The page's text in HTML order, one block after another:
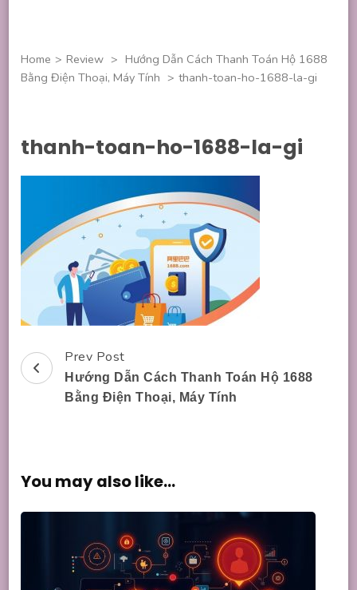
Home > Review > Hướng Dẫn Cách Thanh Toán Hộ 1688
Bằng Điện Thoại, Máy Tính > thanh-toan-ho-1688-la-gi
thanh-toan-ho-1688-la-gi
Post
Navigation
Prev Post
Hướng Dẫn Cách Thanh Toán Hộ 1688
Bằng Điện Thoại, Máy Tính
You may also like...